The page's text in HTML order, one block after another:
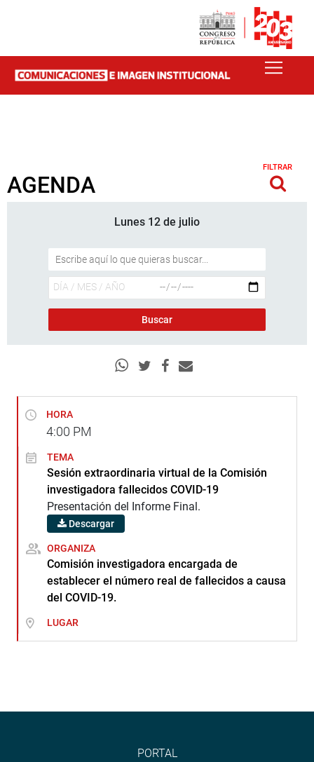
AGENDA
FILTRAR
Lunes 12 de julio
HORA
4:00 PM
TEMA
Sesión extraordinaria virtual de la Comisión
investigadora fallecidos COVID-19
Presentación del Informe Final.
Descargar
ORGANIZA
Comisión investigadora encargada de
establecer el número real de fallecidos a causa
del COVID-19.
LUGAR
PORTAL